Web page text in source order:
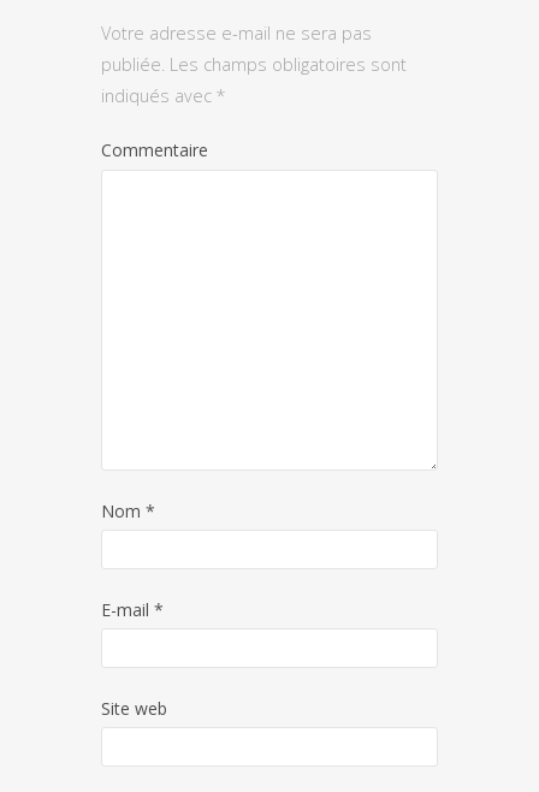
Votre adresse e-mail ne sera pas
publiée. Les champs obligatoires sont
indiqués avec *
Commentaire
Nom *
E-mail *
Site web